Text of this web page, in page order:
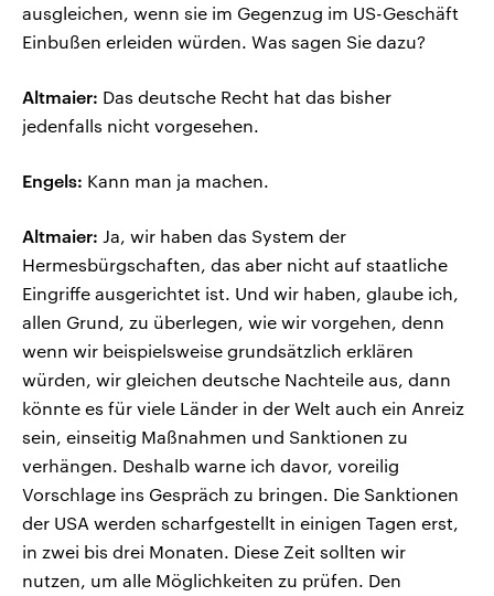
ausgleichen, wenn sie im Gegenzug im US-Geschäft
Einbußen erleiden würden. Was sagen Sie dazu?
Altmaier: Das deutsche Recht hat das bisher
jedenfalls nicht vorgesehen.
Engels: Kann man ja machen.
Altmaier: Ja, wir haben das System der
Hermesbürgschaften, das aber nicht auf staatliche
Eingriffe ausgerichtet ist. Und wir haben, glaube ich,
allen Grund, zu überlegen, wie wir vorgehen, denn
wenn wir beispielsweise grundsätzlich erklären
würden, wir gleichen deutsche Nachteile aus, dann
könnte es für viele Länder in der Welt auch ein Anreiz
sein, einseitig Maßnahmen und Sanktionen zu
verhängen. Deshalb warne ich davor, voreilig
Vorschlage ins Gespräch zu bringen. Die Sanktionen
der USA werden scharfgestellt in einigen Tagen erst,
in zwei bis drei Monaten. Diese Zeit sollten wir
nutzen, um alle Möglichkeiten zu prüfen. Den